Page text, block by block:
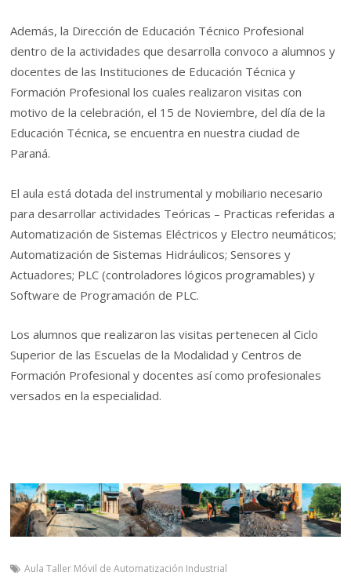
Además, la Dirección de Educación Técnico Profesional
dentro de la actividades que desarrolla convoco a alumnos y
docentes de las Instituciones de Educación Técnica y
Formación Profesional los cuales realizaron visitas con
motivo de la celebración, el 15 de Noviembre, del día de la
Educación Técnica, se encuentra en nuestra ciudad de
Paraná.
El aula está dotada del instrumental y mobiliario necesario
para desarrollar actividades Teóricas – Practicas referidas a
Automatización de Sistemas Eléctricos y Electro neumáticos;
Automatización de Sistemas Hidráulicos; Sensores y
Actuadores; PLC (controladores lógicos programables) y
Software de Programación de PLC.
Los alumnos que realizaron las visitas pertenecen al Ciclo
Superior de las Escuelas de la Modalidad y Centros de
Formación Profesional y docentes así como profesionales
versados en la especialidad.
Aula Taller Móvil de Automatización Industrial